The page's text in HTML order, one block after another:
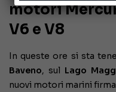
motori
V6 e V8
In queste ore si sta
Baveno, sul Lago
nuovi motori marini